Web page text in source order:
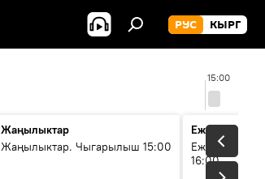
РУС КЫРГ
15:00
Жаңылыктар
Жаңылыктар. Чыгарылыш 15:00
Ежедневные
Ежедневные
16:00